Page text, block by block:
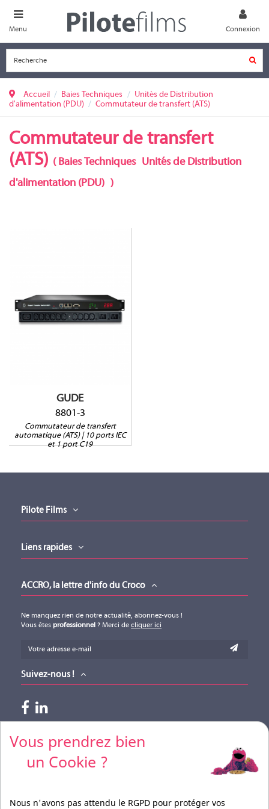
Menu Connexion
Accueil Baies Techniques
Unités de Distribution
d'alimentation (PDU)
Commutateur de transfert (ATS)
Commutateur de transfert
(ATS) ( Baies Techniques Unités de Distribution
d'alimentation (PDU) )
GUDE
8801-3
Commutateur de transfert
automatique (ATS) | 10 ports IEC
et 1 port C19
Pilote Films
Liens rapides
Vous prendrez bien
un Cookie ?
Nous n'avons pas attendu le RGPD pour protéger vos
ACCRO, la lettre d'info du Croco
Ne manquez rien de notre actualité, abonnez-vous !
Vous êtes professionnel ? Merci de cliquer ici
Suivez-nous !
Paiements acceptés
Pour vos règlements par CB, merci de nous contacter